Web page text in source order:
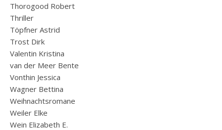
Thorogood Robert
Thriller
Töpfner Astrid
Trost Dirk
Valentin Kristina
van der Meer Bente
Vonthin Jessica
Wagner Bettina
Weihnachtsromane
Weiler Elke
Wein Elizabeth E.